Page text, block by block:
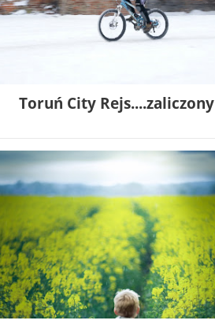
Toruń City Rejs....zaliczony